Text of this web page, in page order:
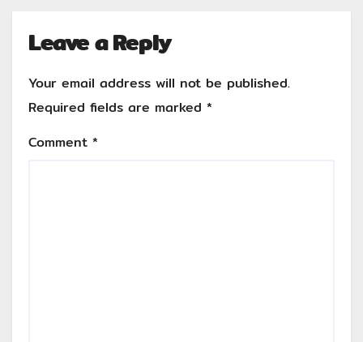
Leave a Reply
Your email address will not be published.
Required fields are marked *
Comment *